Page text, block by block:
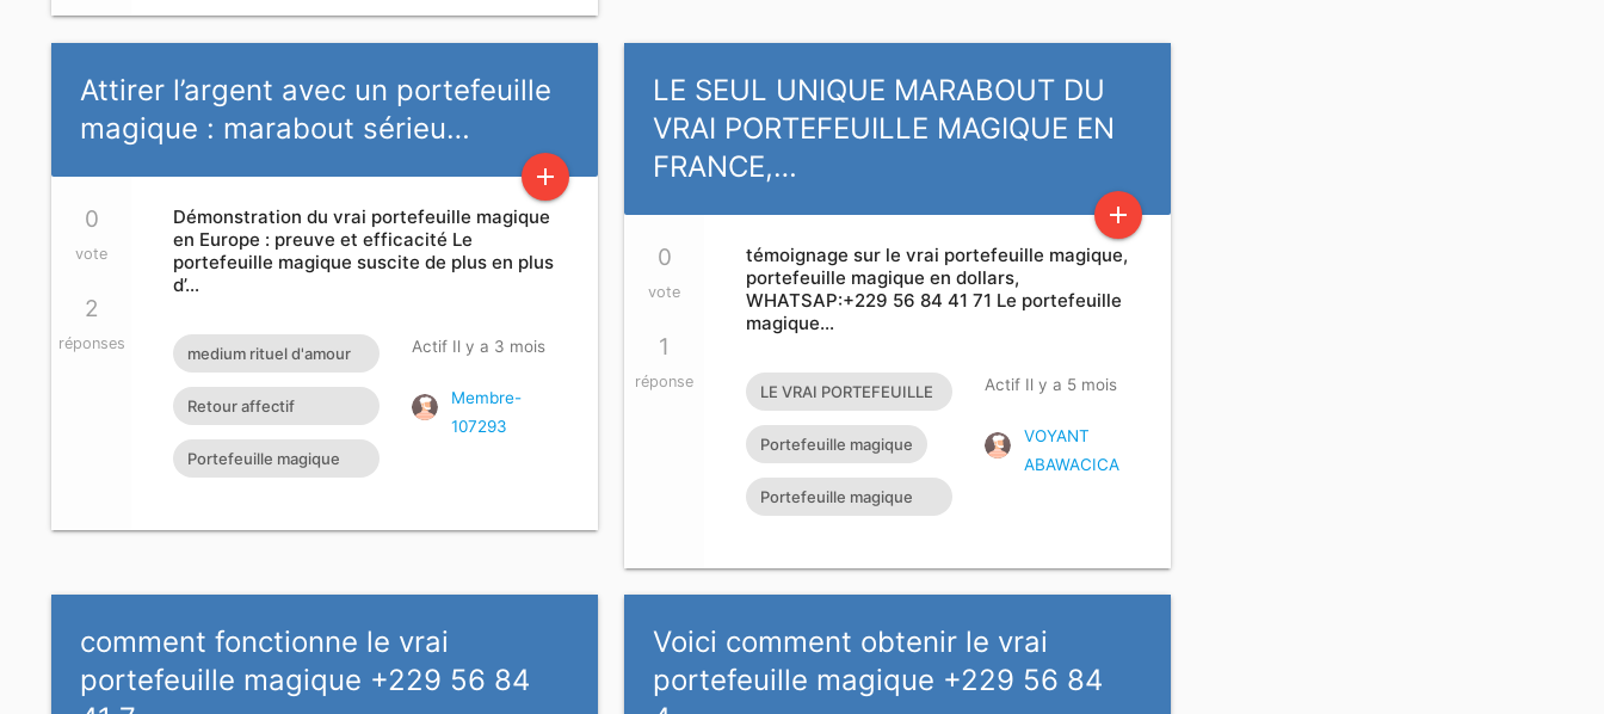
Attirer l’argent avec un portefeuille
magique : marabout sérieu…
add
0
vote
2
réponses
Démonstration du vrai portefeuille magique
en Europe : preuve et efficacité Le
portefeuille magique suscite de plus en plus
d’…
medium rituel d'amour
rapide efficace
Retour affectif
amoureux immédiat
gratuit Rituel retour
Portefeuille magique
Actif Il y a 3 mois
Membre-
107293
LE SEUL UNIQUE MARABOUT DU
VRAI PORTEFEUILLE MAGIQUE EN
FRANCE,…
add
0
vote
1
réponse
témoignage sur le vrai portefeuille magique,
portefeuille magique en dollars,
WHATSAP:+229 56 84 41 71 Le portefeuille
magique…
LE VRAI PORTEFEUILLE
MAGIQUE EXISTE T’IL?
Portefeuille magique
Portefeuille magique
Actif Il y a 5 mois
VOYANT
ABAWACICA
comment fonctionne le vrai
portefeuille magique +229 56 84
Voici comment obtenir le vrai
portefeuille magique +229 56 84